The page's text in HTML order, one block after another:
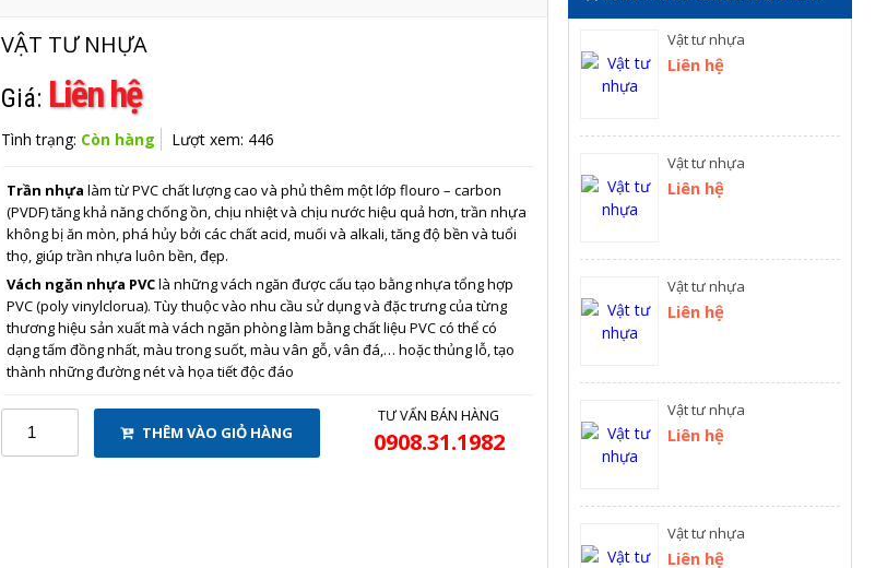
VẬT TƯ NHỰA
Giá: Liên hệ
Tình trạng: Còn hàng Lượt xem: 446
Trần nhựa làm từ PVC chất lượng cao và phủ thêm một lớp flouro – carbon
(PVDF) tăng khả năng chống ồn, chịu nhiệt và chịu nước hiệu quả hơn, trần nhựa
không bị ăn mòn, phá hủy bởi các chất acid, muối và alkali, tăng độ bền và tuổi
thọ, giúp trần nhựa luôn bền, đẹp.
Vách ngăn nhựa PVClà những vách ngăn được cấu tạo bằng nhựa tổng hợp
PVC (poly vinylclorua). Tùy thuộc vào nhu cầu sử dụng và đặc trưng của từng
thương hiệu sản xuất mà vách ngăn phòng làm bằng chất liệu PVC có thể có
dạng tấm đồng nhất, màu trong suốt, màu vân gỗ, vân đá,… hoặc thủng lỗ, tạo
thành những đường nét và họa tiết độc đáo
THÊM VÀO GIỎ HÀNG
TƯ VẤN BÁN HÀNG
0908.31.1982
Vật tư nhựa
Liên hệ
Vật tư nhựa
Liên hệ
Vật tư nhựa
Liên hệ
Vật tư nhựa
Liên hệ
Vật tư nhựa
Liên hệ